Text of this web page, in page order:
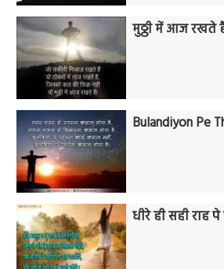
मुठ्ठी में आज रखते
Bulandiyon Pe
धीरे ही सही राह